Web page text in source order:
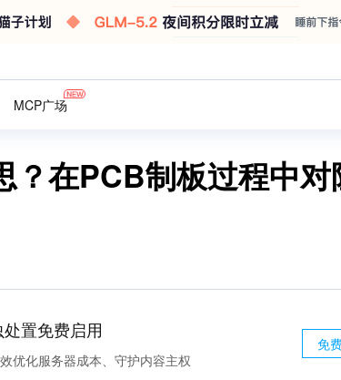
MCP广场
？在PCB制板过程中对
置免费启用
优化服务器成本、守护内容主权
免